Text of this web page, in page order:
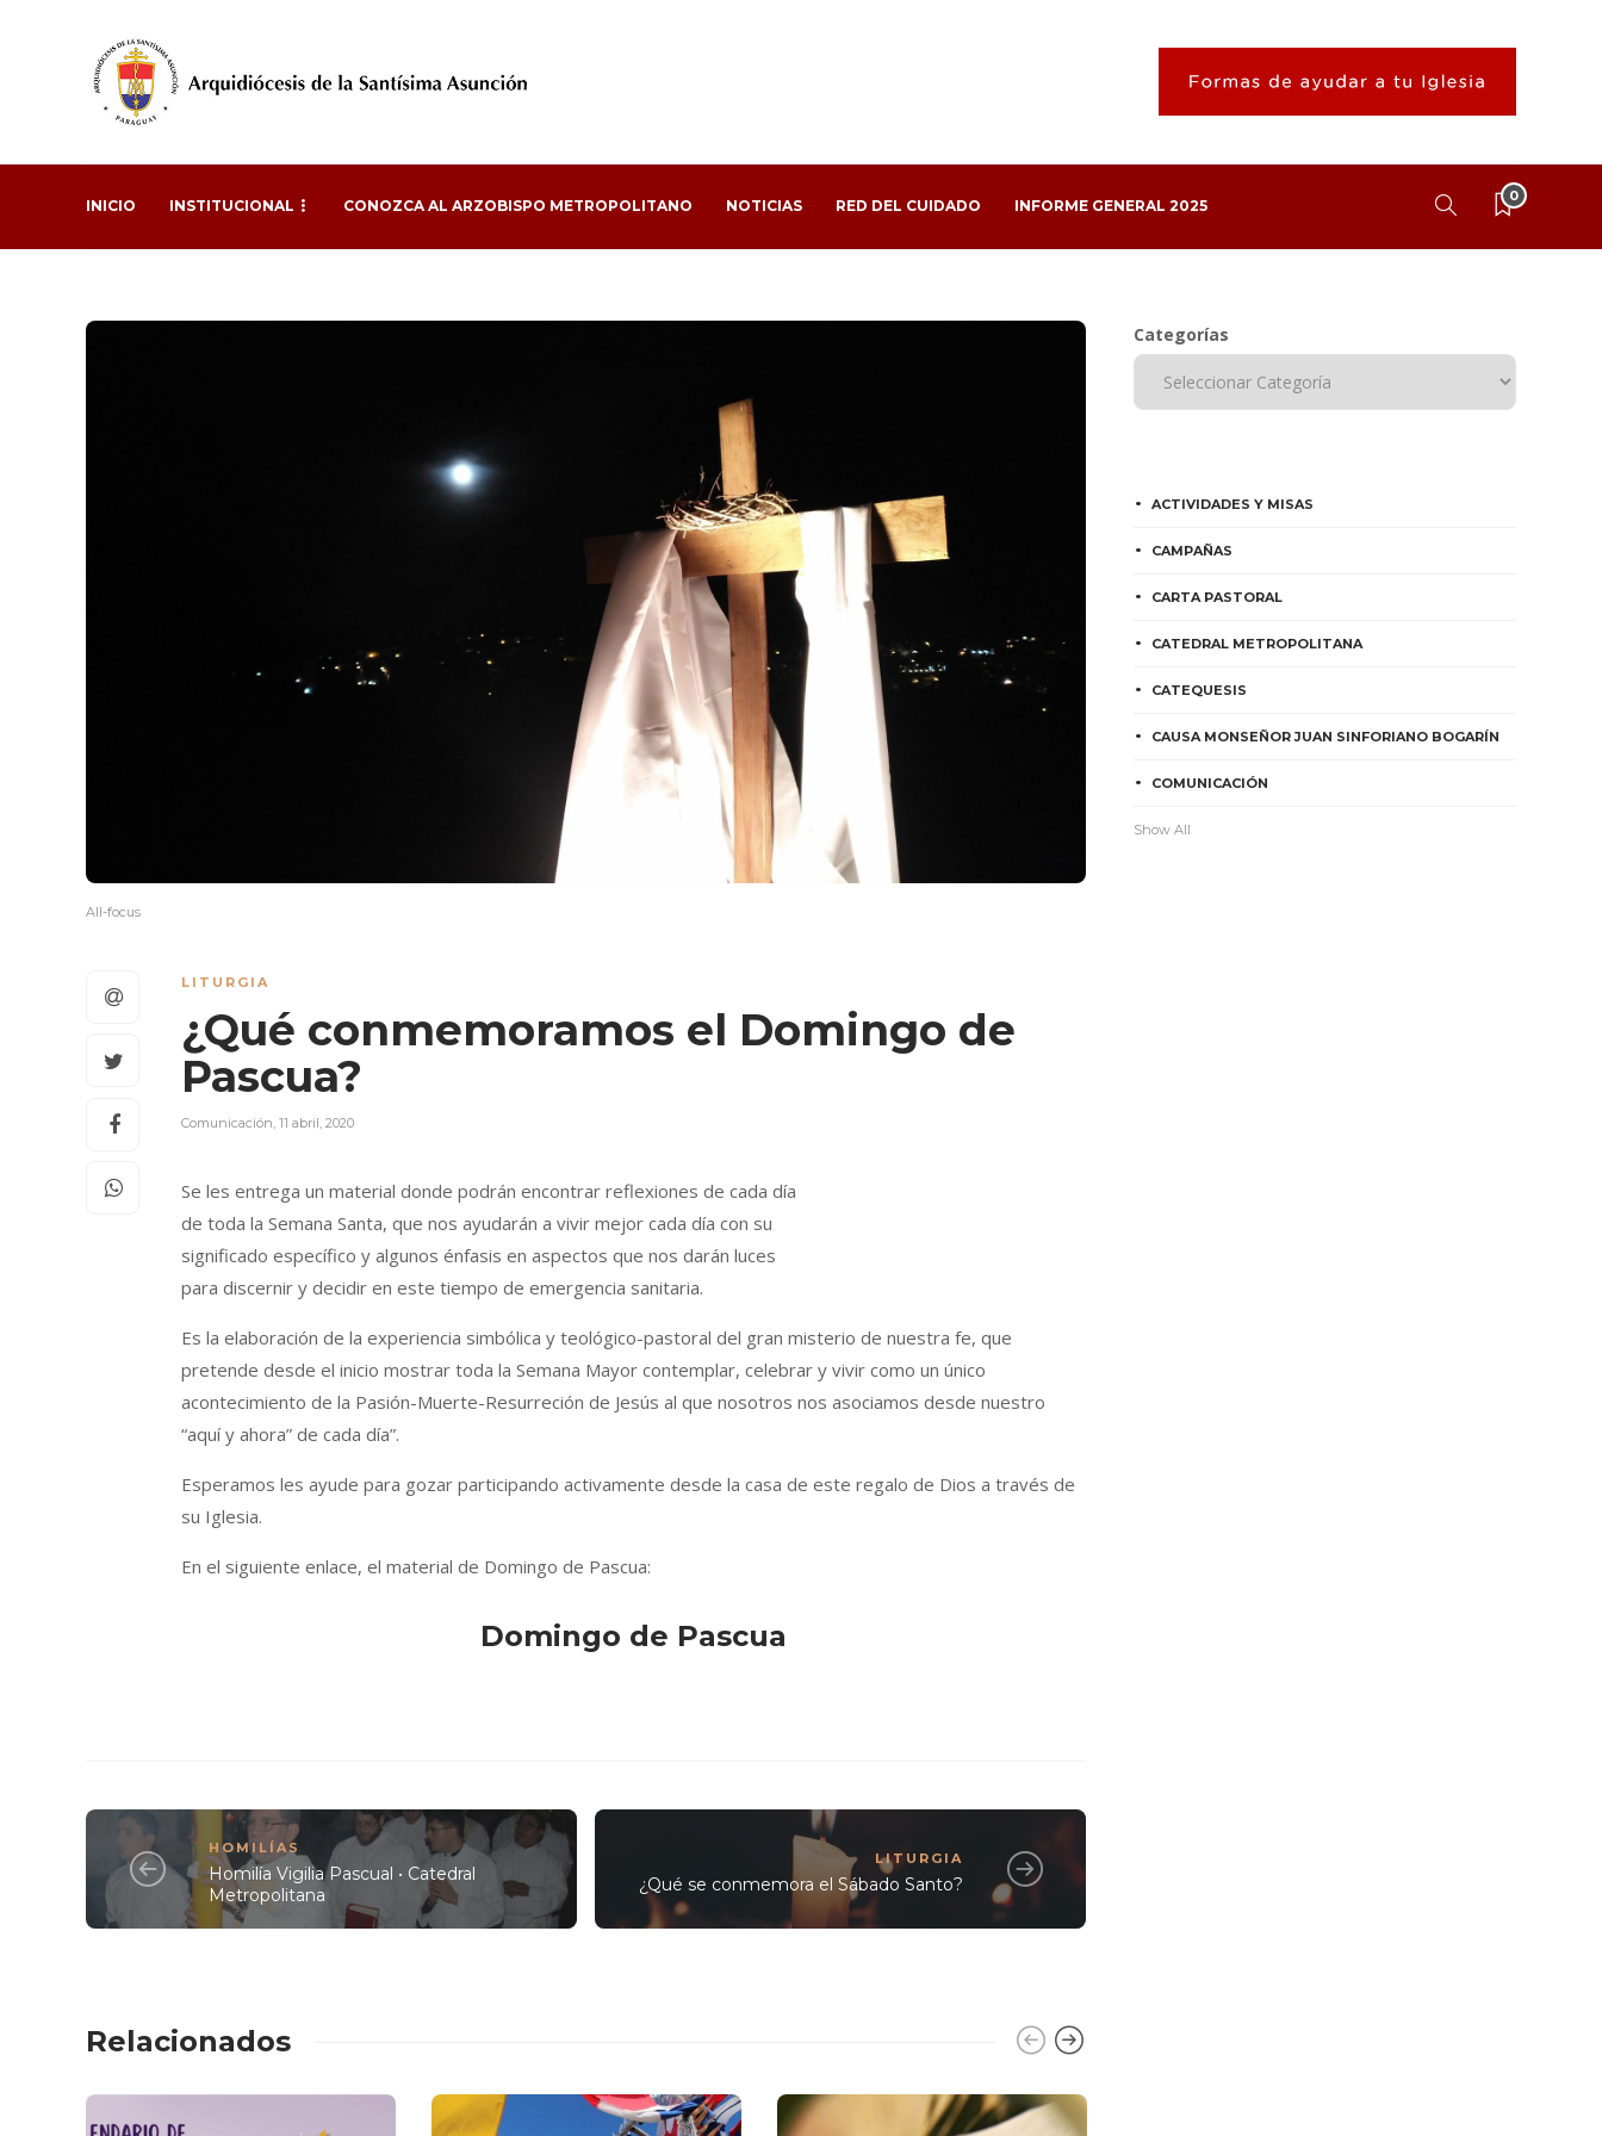
INICIO INSTITUCIONAL CONOZCA AL ARZOBISPO METROPOLITANO NOTICIAS RED DEL CUIDADO INFORME GENERAL 2025
0
All-focus
LITURGIA
¿Qué conmemoramos el Domingo de
Pascua?
Comunicación, 11 abril, 2020
Se les entrega un material donde podrán encontrar reflexiones de cada día
de toda la Semana Santa, que nos ayudarán a vivir mejor cada día con su
significado específico y algunos énfasis en aspectos que nos darán luces
para discernir y decidir en este tiempo de emergencia sanitaria.
Es la elaboración de la experiencia simbólica y teológico-pastoral del gran misterio de nuestra fe, que
pretende desde el inicio mostrar toda la Semana Mayor contemplar, celebrar y vivir como un único
acontecimiento de la Pasión-Muerte-Resurreción de Jesús al que nosotros nos asociamos desde nuestro
“aquí y ahora” de cada día”.
Esperamos les ayude para gozar participando activamente desde la casa de este regalo de Dios a través de
su Iglesia.
En el siguiente enlace, el material de Domingo de Pascua:
Domingo de Pascua
HOMILÍAS
Homilía Vigilia Pascual • Catedral
Metropolitana
LITURGIA
¿Qué se conmemora el Sábado Santo?
Relacionados
Categorías
ACTIVIDADES Y MISAS
CAMPAÑAS
CARTA PASTORAL
CATEDRAL METROPOLITANA
CATEQUESIS
CAUSA MONSEÑOR JUAN SINFORIANO BOGARÍN
COMUNICACIÓN
Show All